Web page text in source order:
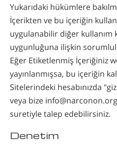
Yukarıdaki hükümlere
İçerikten ve bu içeriğin
uygulanabilir diğer kullanım
uygunluğuna ilişkin
Eğer Etiketlenmiş İçeriğiniz
yayınlanmışsa, bu içeriğin
Sitelerindeki hesabınızda
veya bize
suretiyle talep edebilirsiniz.
Denetim